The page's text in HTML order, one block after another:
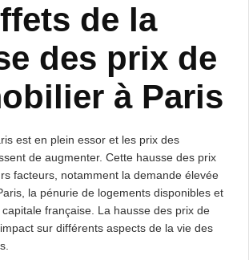
de la
des prix de
à Paris
est en plein essor et les prix des
de augmenter. Cette hausse des prix
facteurs, notamment la demande élevée
la pénurie de logements disponibles et
capitale française. La hausse des prix de
sur différents aspects de la vie des